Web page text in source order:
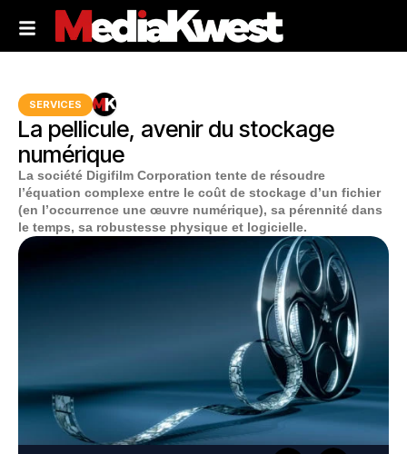
SERVICES
La pellicule, avenir du stockage
numérique
La société Digifilm Corporation tente de résoudre
l’équation complexe entre le coût de stockage d’un fichier
(en l’occurrence une œuvre numérique), sa pérennité dans
le temps, sa robustesse physique et logicielle.